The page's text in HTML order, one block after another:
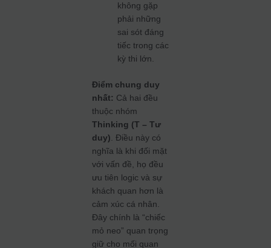
không gặp
phải những
sai sót đáng
tiếc trong các
kỳ thi lớn.
Điểm chung duy
nhất: Cả hai đều
thuộc nhóm
Thinking (T – Tư
duy) . Điều này có
nghĩa là khi đối mặt
với vấn đề, họ đều
ưu tiên logic và sự
khách quan hơn là
cảm xúc cá nhân.
Đây chính là “chiếc
mỏ neo” quan trọng
giữ cho mối quan